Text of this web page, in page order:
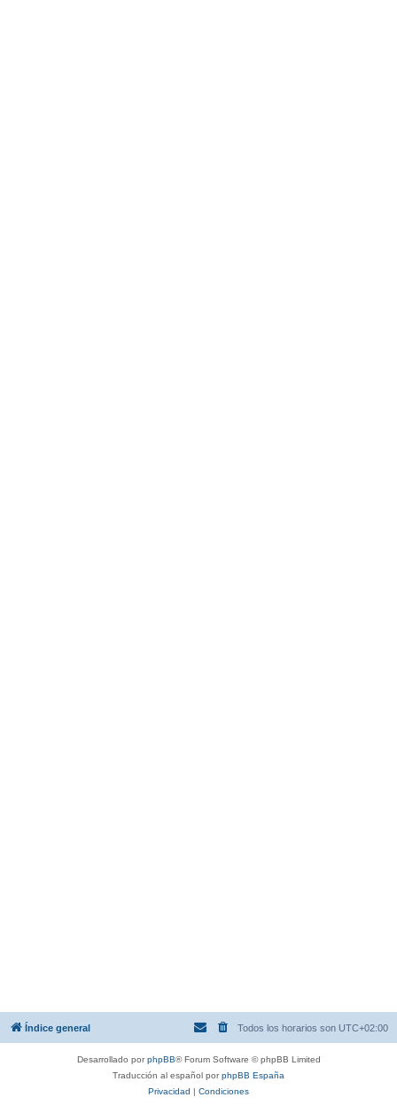
Índice general Todos los horarios son UTC+02:00
Desarrollado porphpBB® Forum Software © phpBB Limited
Traducción al español porphpBB España
Privacidad
Condiciones